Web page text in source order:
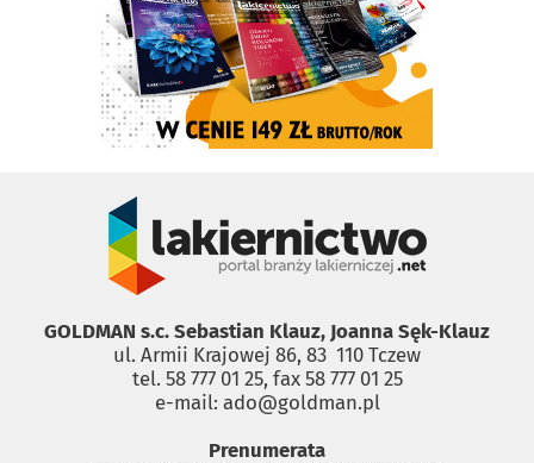
GOLDMAN s.c. Sebastian Klauz, Joanna Sęk-Klauz
ul. Armii Krajowej 86, 83 ­ 110 Tczew
tel. 58 777 01 25, fax 58 777 01 25
e-mail: ado@goldman.pl
Prenumerata